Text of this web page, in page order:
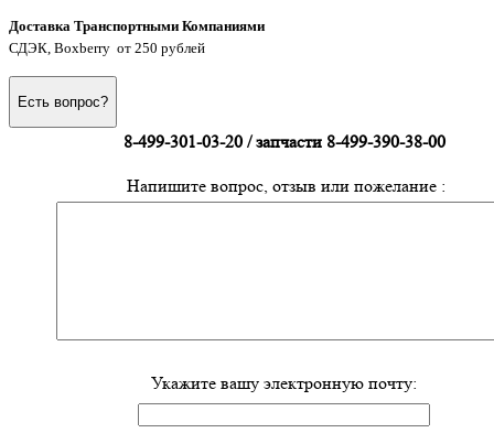
Доставка Транспортными Компаниями
СДЭК, Boxberry от 250 рублей
Есть вопрос?
8-499-301-03-20 / запчасти 8-499-390-38-00
Напишите вопрос, отзыв или пожелание :
Укажите вашу электронную почту: